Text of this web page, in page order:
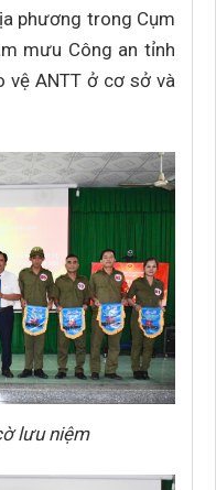
phương trong Cụm
mưu Công an tỉnh
vệ ANTT ở cơ sở và
lưu niệm